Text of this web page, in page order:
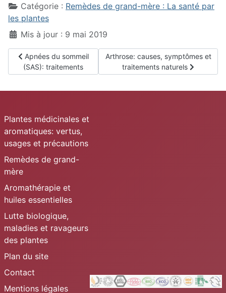
Catégorie : Remèdes de grand-mère : La santé par
les plantes
Mis à jour : 9 mai 2019
Article précédent : Apnées du sommeil (SAS): traitements
Apnées du sommeil
(SAS): traitements
Article suivant : Arthrose: causes,
Arthrose: causes, symptômes et
traitements naturels
Plantes médicinales et
aromatiques: vertus,
usages et précautions
Remèdes de grand-
mère
Aromathérapie et
huiles essentielles
Lutte biologique,
maladies et ravageurs
des plantes
Plan du site
Contact
Mentions légales